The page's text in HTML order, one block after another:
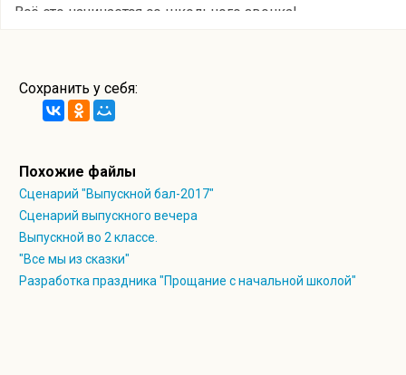
Всё это начинается со школьного звонка!
Всё это будет поздно или рано
Всё это будет впереди, ребята, а пока…
Уч 5: У нас выпускной. Бал выпускной,
Мы уходим из школы начальной.
Знать поступили в среднюю мы не случайно,
Знаний огромный багаж мы уносим с собой.
Уч 6: А был первый класс,
Сохранить у себя:
Похожие файлы
Сценарий "Выпускной бал-2017"
Сценарий выпускного вечера
Выпускной во 2 классе.
"Все мы из сказки"
Разработка праздника "Прощание с начальной школой"